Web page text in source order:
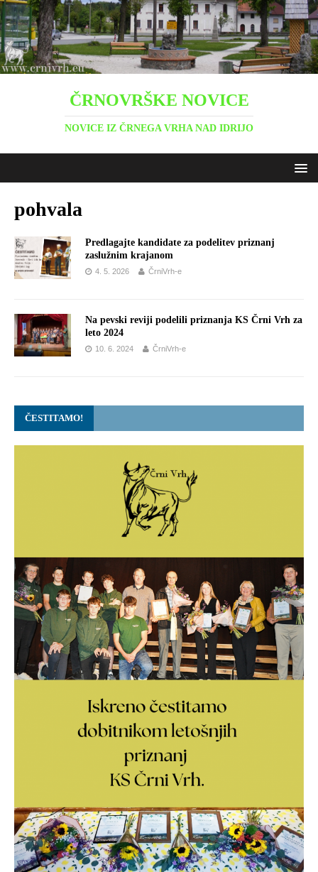
ČRNOVRŠKE NOVICE
NOVICE IZ ČRNEGA VRHA NAD IDRIJO
pohvala
Predlagajte kandidate za podelitev priznanj
zaslužnim krajanom
4. 5. 2026 ČrniVrh-e
Na pevski reviji podelili priznanja KS Črni Vrh za
leto 2024
10. 6. 2024 ČrniVrh-e
ČESTITAMO!